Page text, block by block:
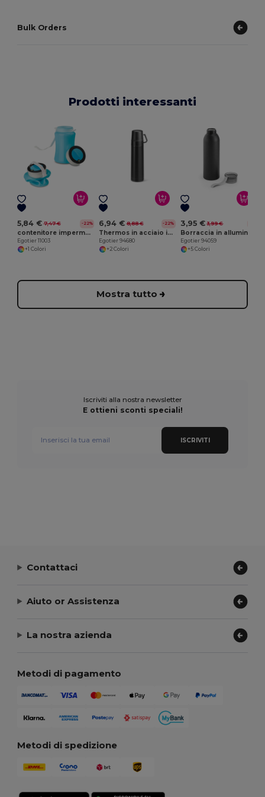
Bulk Orders
Prodotti interessanti
5,84 € 7,47 € -22%
contenitore impermeabile
Egotier 11003
+1 Colori
6,94 € 8,88 € -22%
Thermos in acciaio inox e PP 490 mL
Egotier 94680
+2 Colori
3,95 € 3,99 €
Egotier 94059
+5 Colori
Mostra tutto
Iscriviti alla nostra newsletter
E ottieni sconti speciali!
ISCRIVITI
Contattaci
Aiuto or Assistenza
La nostra azienda
Metodi di pagamento
Metodi di spedizione